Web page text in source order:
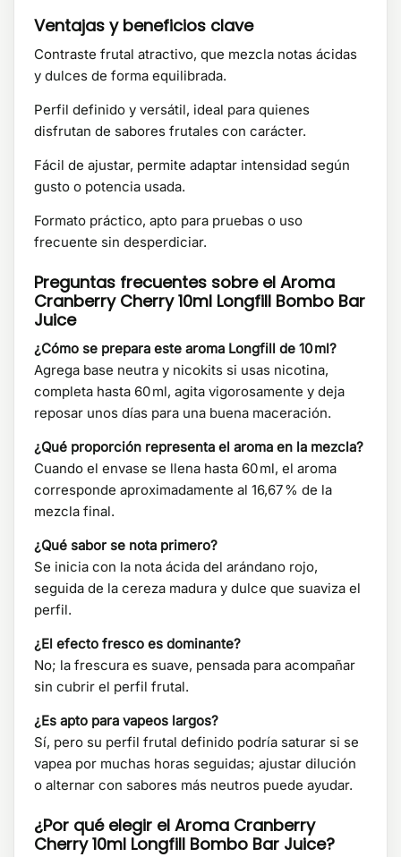
Ventajas y beneficios clave
Contraste frutal atractivo, que mezcla notas ácidas
y dulces de forma equilibrada.
Perfil definido y versátil, ideal para quienes
disfrutan de sabores frutales con carácter.
Fácil de ajustar, permite adaptar intensidad según
gusto o potencia usada.
Formato práctico, apto para pruebas o uso
frecuente sin desperdiciar.
Preguntas frecuentes sobre el Aroma
Cranberry Cherry 10ml Longfill Bombo Bar
Juice
¿Cómo se prepara este aroma Longfill de 10 ml?
Agrega base neutra y nicokits si usas nicotina,
completa hasta 60 ml, agita vigorosamente y deja
reposar unos días para una buena maceración.
¿Qué proporción representa el aroma en la mezcla?
Cuando el envase se llena hasta 60 ml, el aroma
corresponde aproximadamente al 16,67 % de la
mezcla final.
¿Qué sabor se nota primero?
Se inicia con la nota ácida del arándano rojo,
seguida de la cereza madura y dulce que suaviza el
perfil.
¿El efecto fresco es dominante?
No; la frescura es suave, pensada para acompañar
sin cubrir el perfil frutal.
¿Es apto para vapeos largos?
Sí, pero su perfil frutal definido podría saturar si se
vapea por muchas horas seguidas; ajustar dilución
o alternar con sabores más neutros puede ayudar.
¿Por qué elegir el Aroma Cranberry
Cherry 10ml Longfill Bombo Bar Juice?